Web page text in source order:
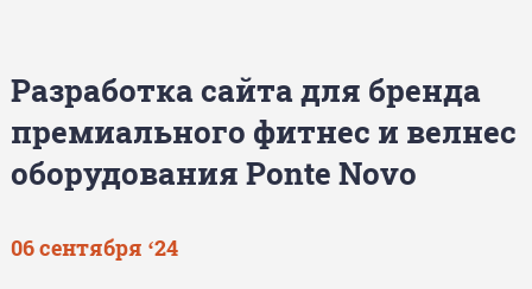
Разработка сайта для бренда
премиального фитнес и велнес
оборудования Ponte Novo
06 сентября ‘24